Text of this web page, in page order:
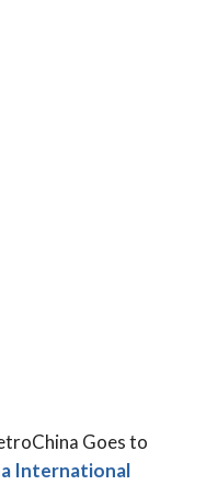
Goes to
International